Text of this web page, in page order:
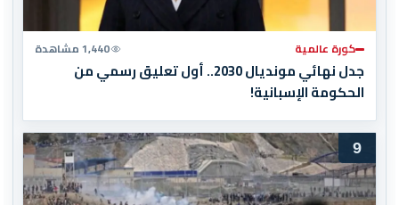
كورة عالمية 1,440 مشاهدة
جدل نهائي مونديال 2030.. أول تعليق رسمي من
الحكومة الإسبانية!
9